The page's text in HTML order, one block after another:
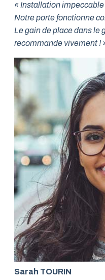
« Installation impeccable
Notre porte fonctionne
Le gain de place dans le
recommande vivement !
Sarah TOURIN